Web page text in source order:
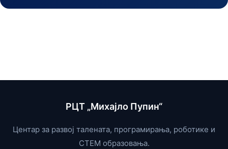
РЦТ „Михајло Пупин“
Центар за развој талената, програмирања, роботике и
СТЕМ образовања.